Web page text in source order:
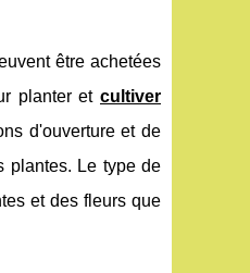
être achetées
planter et cultiver
d'ouverture et de
plantes. Le type de
et des fleurs que